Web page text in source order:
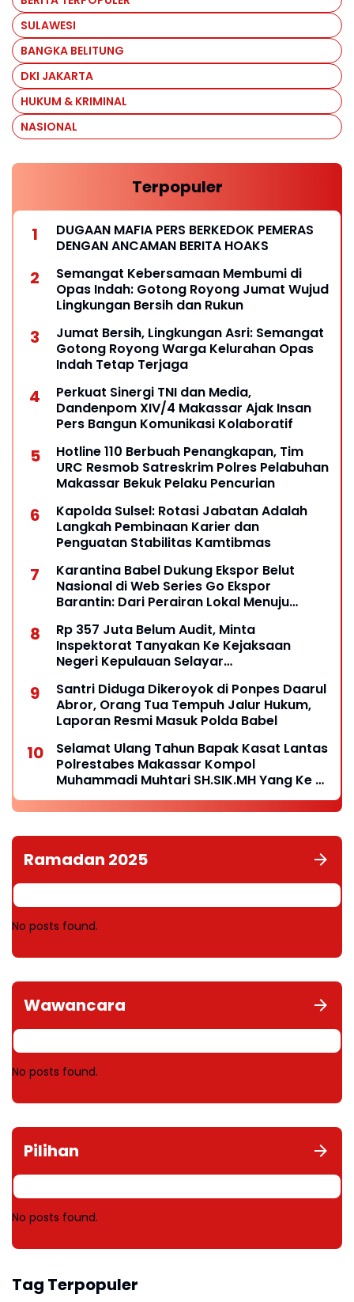
SULAWESI
BANGKA BELITUNG
DKI JAKARTA
HUKUM & KRIMINAL
NASIONAL
Terpopuler
DUGAAN MAFIA PERS BERKEDOK PEMERAS
DENGAN ANCAMAN BERITA HOAKS
Semangat Kebersamaan Membumi di
Opas Indah: Gotong Royong Jumat Wujud
Lingkungan Bersih dan Rukun
Jumat Bersih, Lingkungan Asri: Semangat
Gotong Royong Warga Kelurahan Opas
Indah Tetap Terjaga
Perkuat Sinergi TNI dan Media,
Dandenpom XIV/4 Makassar Ajak Insan
Pers Bangun Komunikasi Kolaboratif
Hotline 110 Berbuah Penangkapan, Tim
URC Resmob Satreskrim Polres Pelabuhan
Makassar Bekuk Pelaku Pencurian
Kapolda Sulsel: Rotasi Jabatan Adalah
Langkah Pembinaan Karier dan
Penguatan Stabilitas Kamtibmas
Karantina Babel Dukung Ekspor Belut
Nasional di Web Series Go Ekspor
Barantin: Dari Perairan Lokal Menuju
Rp 357 Juta Belum Audit, Minta
Inspektorat Tanyakan Ke Kejaksaan
Negeri Kepulauan Selayar
Santri Diduga Dikeroyok di Ponpes Daarul
Abror, Orang Tua Tempuh Jalur Hukum,
Laporan Resmi Masuk Polda Babel
Selamat Ulang Tahun Bapak Kasat Lantas
Polrestabes Makassar Kompol
Muhammadi Muhtari SH.SIK.MH Yang Ke 41
Tahun
Ramadan 2025
No posts found.
Wawancara
No posts found.
Pilihan
No posts found.
Tag Terpopuler